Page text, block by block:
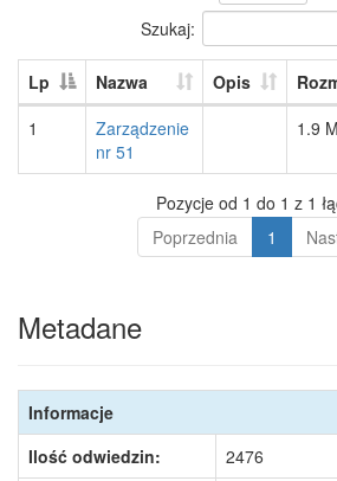
Szukaj:
Lp Nazwa Opis
1
Zarządzenie
nr 51
1.9
Pozycje od 1 do 1 z 1
Poprzednia
1
Metadane
Informacje
Ilość odwiedzin:
2476